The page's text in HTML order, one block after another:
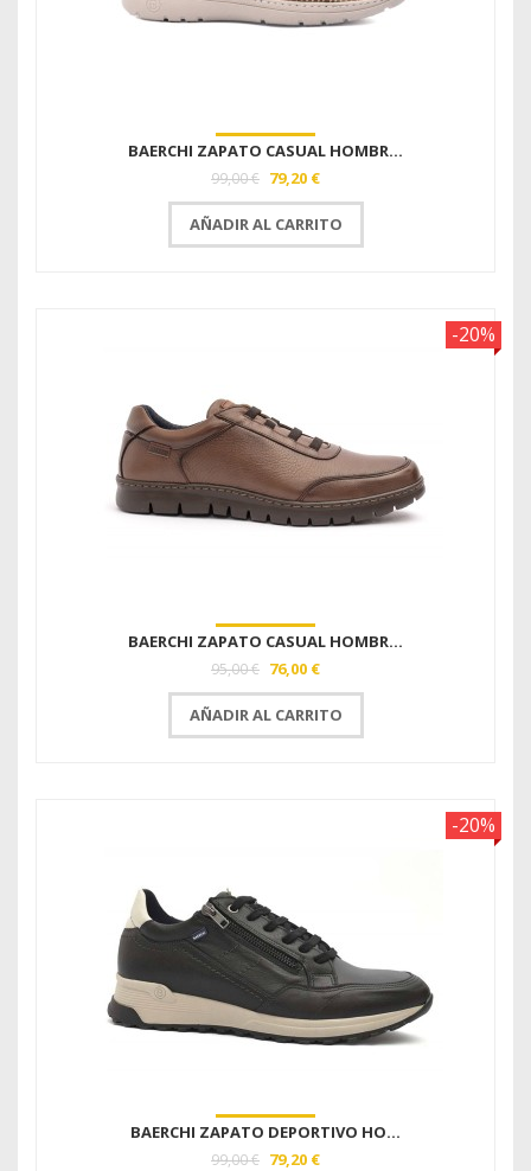
BAERCHI ZAPATO CASUAL HOMBR...
99,00 € 79,20 €
AÑADIR AL CARRITO
-20%
BAERCHI ZAPATO CASUAL HOMBR...
95,00 € 76,00 €
AÑADIR AL CARRITO
-20%
BAERCHI ZAPATO DEPORTIVO HO...
99,00 € 79,20 €